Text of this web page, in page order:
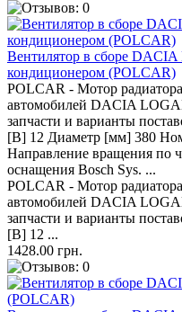
Вентилятор в сборе
кондиционером (POLCAR)
POLCAR - Мотор
автомобилей DACIA
запчасти и варианты
[В] 12 Диаметр [мм] 380
Направление вращения по
оснащения Bosch Sys. ...
POLCAR - Мотор
автомобилей DACIA
запчасти и варианты
[В] 12 ...
1428.00 грн.